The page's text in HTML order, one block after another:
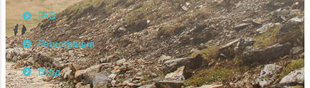
FAQ
Регистрация
Вход